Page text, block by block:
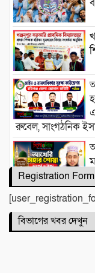
রুবেল, সাংগঠনিক
Registration Form
বিভাগের খবর দেখুন